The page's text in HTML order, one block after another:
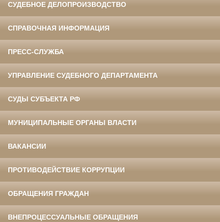
СУДЕБНОЕ ДЕЛОПРОИЗВОДСТВО
СПРАВОЧНАЯ ИНФОРМАЦИЯ
ПРЕСС-СЛУЖБА
УПРАВЛЕНИЕ СУДЕБНОГО ДЕПАРТАМЕНТА
СУДЫ СУБЪЕКТА РФ
МУНИЦИПАЛЬНЫЕ ОРГАНЫ ВЛАСТИ
ВАКАНСИИ
ПРОТИВОДЕЙСТВИЕ КОРРУПЦИИ
ОБРАЩЕНИЯ ГРАЖДАН
ВНЕПРОЦЕССУАЛЬНЫЕ ОБРАЩЕНИЯ